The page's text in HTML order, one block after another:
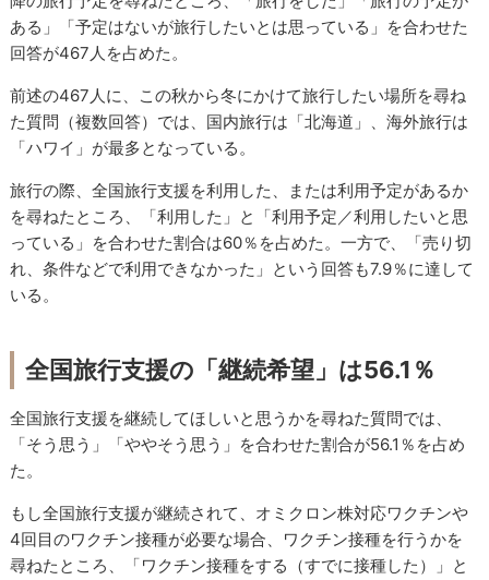
ある」「予定はないが旅行したいとは思っている」を合わせた
回答が467人を占めた。
前述の467人に、この秋から冬にかけて旅行したい場所を尋ね
た質問（複数回答）では、国内旅行は「北海道」、海外旅行は
「ハワイ」が最多となっている。
旅行の際、全国旅行支援を利用した、または利用予定があるか
を尋ねたところ、「利用した」と「利用予定／利用したいと思
っている」を合わせた割合は60％を占めた。一方で、「売り切
れ、条件などで利用できなかった」という回答も7.9％に達して
いる。
全国旅行支援の「継続希望」は56.1％
全国旅行支援を継続してほしいと思うかを尋ねた質問では、
「そう思う」「ややそう思う」を合わせた割合が56.1％を占め
た。
もし全国旅行支援が継続されて、オミクロン株対応ワクチンや
4回目のワクチン接種が必要な場合、ワクチン接種を行うかを
尋ねたところ、「ワクチン接種をする（すでに接種した）」と